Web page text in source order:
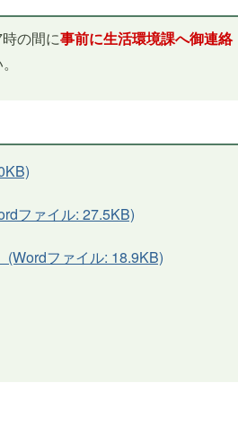
の間に事前に生活環境課へ御連絡
ファイル: 27.5KB)
ファイル: 18.9KB)